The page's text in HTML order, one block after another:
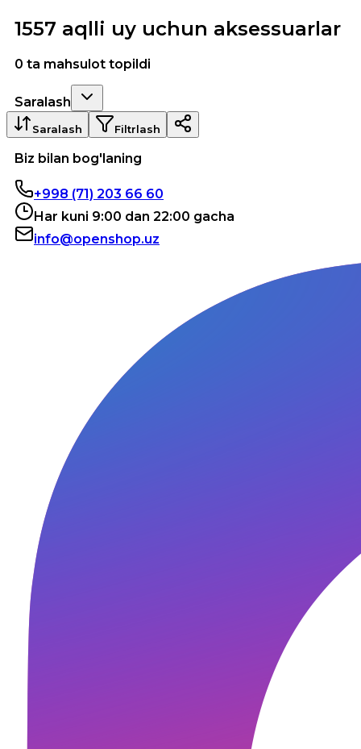
1557 aqlli uy uchun aksessuarlar
0 ta mahsulot topildi
Saralash
Saralash Filtrlash
Biz bilan bog'laning
+998 (71) 203 66 60
Har kuni 9:00 dan 22:00 gacha
info@openshop.uz